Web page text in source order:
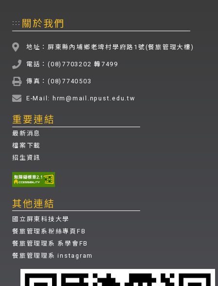
::: 關於我們
地址：屏東縣內埔鄉老埤村學府路1號(餐旅管理大樓)
電話：(08)7703202 轉7499
傳真：(08)7740503
E-Mail: hrm@mail.npust.edu.tw
重要連結
最新消息
檔案下載
招生資訊
其他連結
國立屏東科技大學
餐旅管理系粉絲專頁FB
餐旅管理理系 系學會FB
餐旅管理理系 instagram